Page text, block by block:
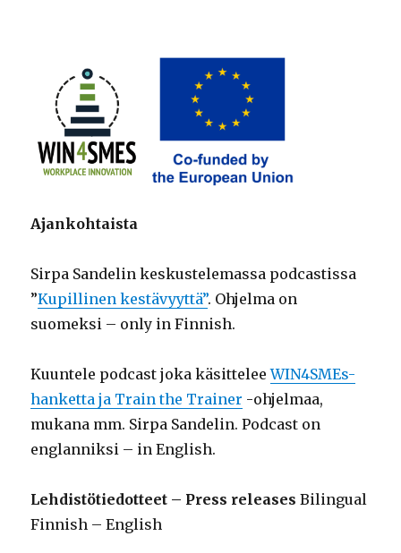
Ajankohtaista
Sirpa Sandelin keskustelemassa podcastissa
”Kupillinen kestävyyttä”. Ohjelma on
suomeksi – only in Finnish.
Kuuntele podcast joka käsitteleeWIN4SMEs-
hanketta ja Train the Trainer -ohjelmaa,
mukana mm. Sirpa Sandelin. Podcast on
englanniksi – in English.
Lehdistötiedotteet – Press releasesBilingual
Finnish – English